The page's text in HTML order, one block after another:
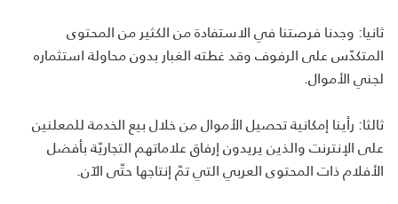
ثانيا: وجدنا فرصتنا في الاستفادة من الكثير من المحتوى
المتكدّس على الرفوف وقد غطته الغبار بدون محاولة استثماره
لجني الأموال.
ثالثا: رأينا إمكانية تحصيل الأموال من خلال بيع الخدمة للمعلنين
على الإنترنت والذين يريدون إرفاق علاماتهم التجاريّة بأفضل
الأفلام ذات المحتوى العربي التي تمّ إنتاجها حتّى الآن.